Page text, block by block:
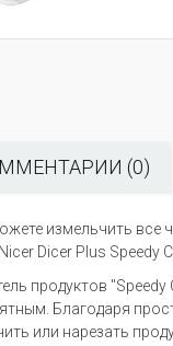
(0)
измельчить все
Dicer Plus Speedy
продуктов
Благодаря
или нарезать